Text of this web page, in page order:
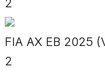
2
FIA AX EB 2025
2